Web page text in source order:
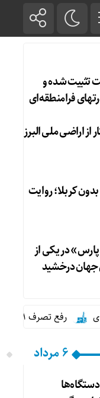
تثبیت شده و
فرامنطقه‌ای
۳۱ هکتار از اراضی ملی البرز
کربلا؛ روایت
در یکی از
جهان درخشید
رفع تصرف ۳۱ هکتار از اراضی ملی البرز در سال جاری
۶ مرداد